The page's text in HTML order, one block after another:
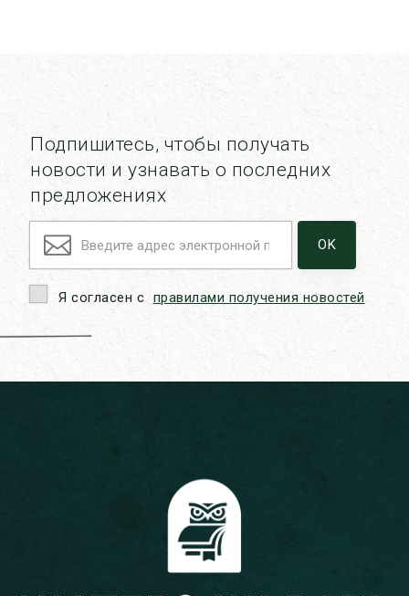
Подпишитесь, чтобы получать
новости и узнавать о последних
предложениях
Я согласен с правилами получения новостей